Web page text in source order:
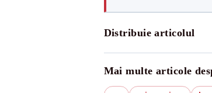
Distribuie articolul
Mai multe articole